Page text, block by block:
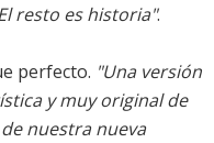
resto es historia".
perfecto. "Una versión
y muy original de
nuestra nueva